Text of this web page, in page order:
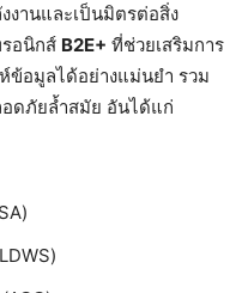
งานและเป็นมิตรต่อสิ่ง
อนิกส์ B2E+ ที่ช่วยเสริมการ
ข้อมูลได้อย่างแม่นยำ รวม
ดภัยล้ำสมัย อันได้แก่